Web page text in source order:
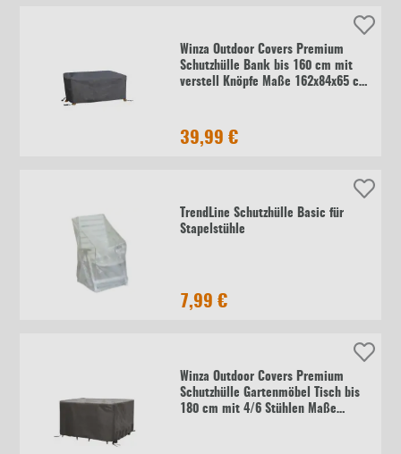
Winza Outdoor Covers Premium
Schutzhülle Bank bis 160 cm mit
verstell Knöpfe Maße 162x84x65 cm
39,99 €
TrendLine Schutzhülle Basic für
Stapelstühle
7,99 €
Winza Outdoor Covers Premium
Schutzhülle Gartenmöbel Tisch bis
180 cm mit 4/6 Stühlen Maße